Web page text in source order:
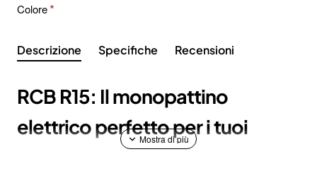
Colore
Descrizione Specifiche Recensioni
RCB R15: Il monopattino
elettrico perfetto per i tuoi